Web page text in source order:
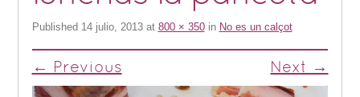
Published 14 julio, 2013at 800 × 350in No es un calçot
← Previous Next →